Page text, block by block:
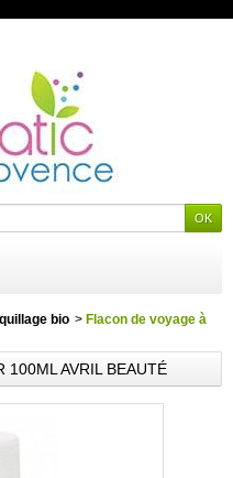
bio > Flacon de voyage à
100ML AVRIL BEAUTÉ